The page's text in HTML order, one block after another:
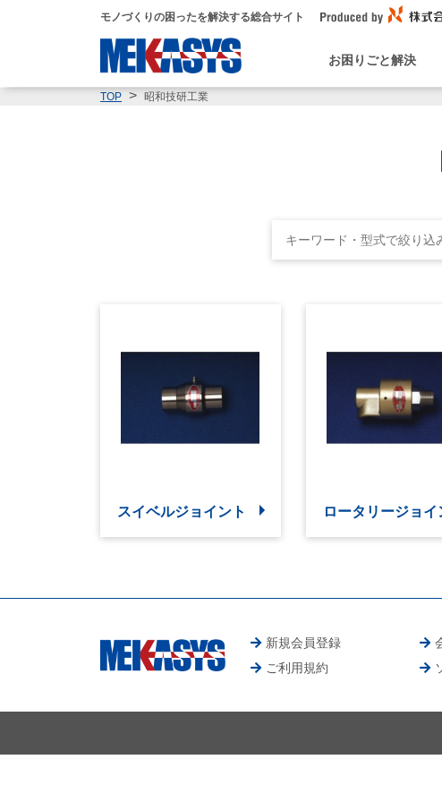
モノづくりの困ったを解決する総合サイト
お困りごと解決
TOP 昭和技研工業
スイベルジョイント ロータリージョイ
新規会員登録
ご利用規約